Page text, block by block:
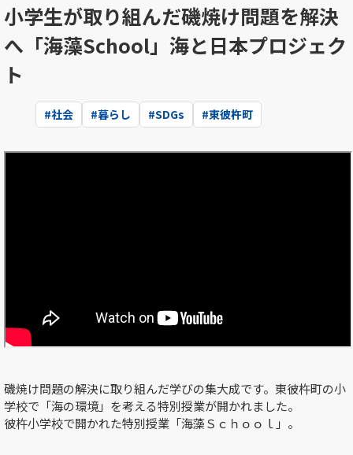
小学生が取り組んだ磯焼け問題を解決
へ「海藻School」海と日本プロジェク
ト
#社会 #暮らし #SDGs #東彼杵町
磯焼け問題の解決に取り組んだ学びの集大成です。東彼杵町の小
学校で「海の環境」を考える特別授業が開かれました。
彼杵小学校で開かれた特別授業「海藻Ｓｃｈｏｏｌ」。